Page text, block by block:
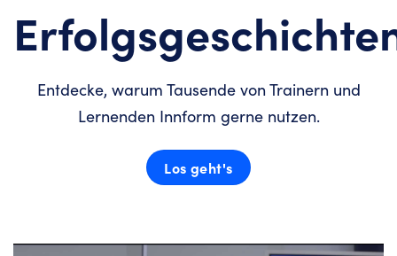
Entdecke, warum Tausende von Trainern und
Lernenden Innform gerne nutzen.
Los geht's